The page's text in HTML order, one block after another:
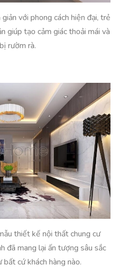
với phong cách hiện đại, trẻ
giúp tạo cảm giác thoải mái và
rườm rà.
thiết kế nội thất chung cư
đã mang lại ấn tượng sâu sắc
bất cứ khách hàng nào.